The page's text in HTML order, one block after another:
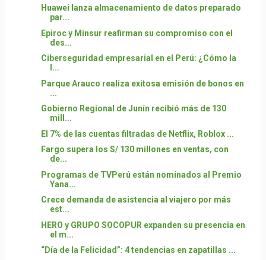
Huawei lanza almacenamiento de datos preparado
par...
Epiroc y Minsur reafirman su compromiso con el
des...
Ciberseguridad empresarial en el Perú: ¿Cómo la
I...
Parque Arauco realiza exitosa emisión de bonos en
...
Gobierno Regional de Junín recibió más de 130
mill...
El 7% de las cuentas filtradas de Netflix, Roblox ...
Fargo supera los S/ 130 millones en ventas, con
de...
Programas de TVPerú están nominados al Premio
Yana...
Crece demanda de asistencia al viajero por más
est...
HERO y GRUPO SOCOPUR expanden su presencia en
el m...
“Día de la Felicidad”: 4 tendencias en zapatillas ...